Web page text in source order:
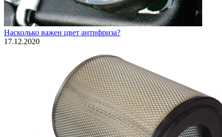
Насколько важен цвет антифриза?
17.12.2020